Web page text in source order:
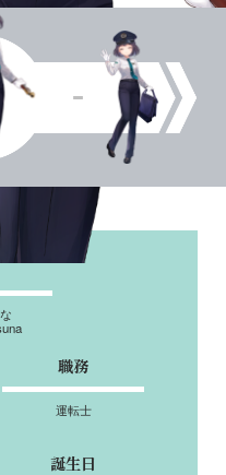
職務
運転士
誕生日